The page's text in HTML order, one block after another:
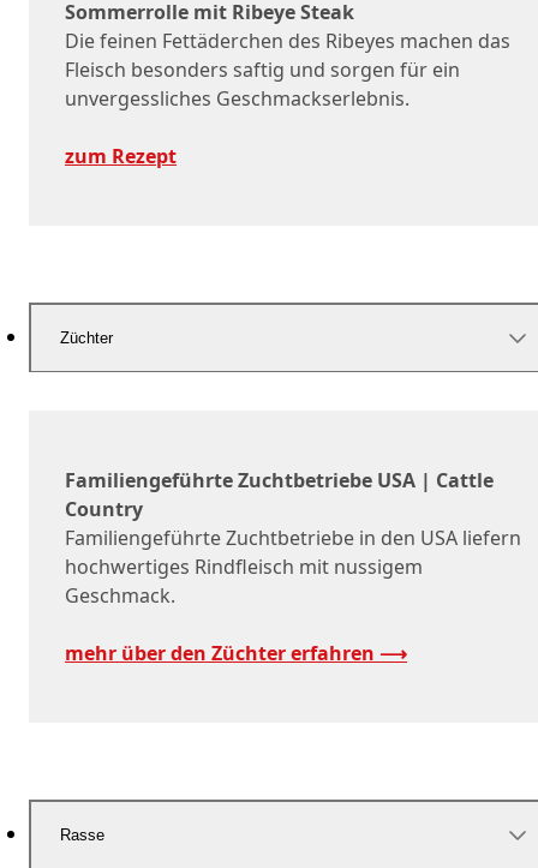
Sommerrolle mit Ribeye Steak
Die feinen Fettäderchen des Ribeyes machen das
Fleisch besonders saftig und sorgen für ein
unvergessliches Geschmackserlebnis.
zum Rezept
Züchter
Familiengeführte Zuchtbetriebe USA | Cattle
Country
Familiengeführte Zuchtbetriebe in den USA liefern
hochwertiges Rindfleisch mit nussigem
Geschmack.
mehr über den Züchter erfahren ⟶
Rasse